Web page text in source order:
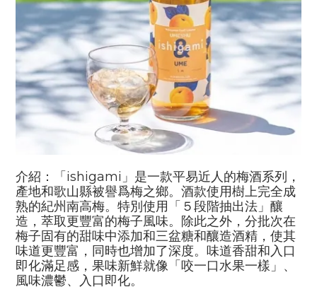
介紹：「 ishigami 」是一款平易近人的梅酒系列，
產地和歌山縣被譽爲梅之鄉。酒款使用樹上完全成
熟的紀州南高梅。特別使用「５段階抽出法」釀
造，萃取更豐富的梅子風味。除此之外，分批次在
梅子固有的甜味中添加和三盆糖和釀造酒精，使其
味道更豐富，同時也增加了深度。味道香甜和入口
即化滿足感，果味新鮮就像「咬一口水果一樣」、
風味濃鬱、入口即化。